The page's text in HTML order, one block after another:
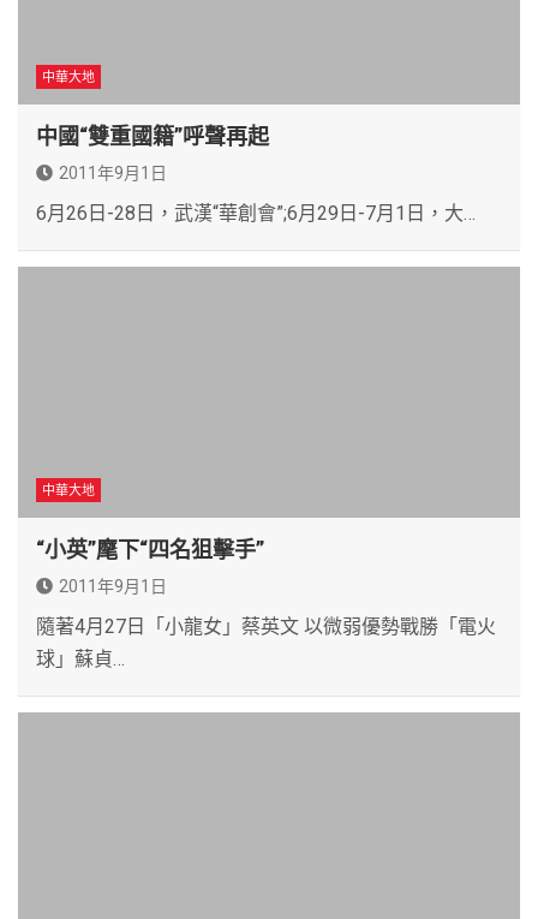
中華大地
中國“雙重國籍”呼聲再起
2011年9月1日
6月26日-28日，武漢“華創會”;6月29日-7月1日，大…
中華大地
“小英”麾下“四名狙擊手”
2011年9月1日
隨著4月27日「小龍女」蔡英文 以微弱優勢戰勝「電火
球」蘇貞…